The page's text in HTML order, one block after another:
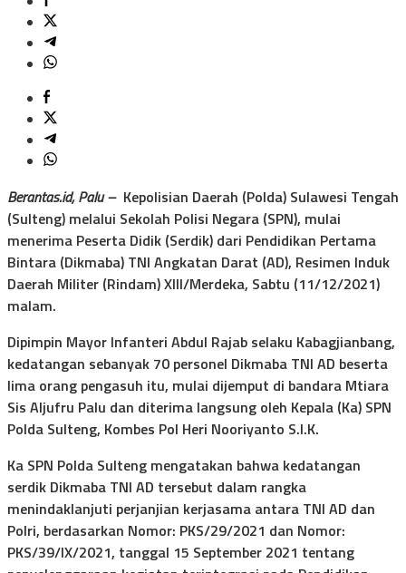
Berantas.id, Palu – Kepolisian Daerah (Polda) Sulawesi Tengah
(Sulteng) melalui Sekolah Polisi Negara (SPN), mulai
menerima Peserta Didik (Serdik) dari Pendidikan Pertama
Bintara (Dikmaba) TNI Angkatan Darat (AD), Resimen Induk
Daerah Militer (Rindam) XIII/Merdeka, Sabtu (11/12/2021)
malam.
Dipimpin Mayor Infanteri Abdul Rajab selaku Kabagjianbang,
kedatangan sebanyak 70 personel Dikmaba TNI AD beserta
lima orang pengasuh itu, mulai dijemput di bandara Mtiara
Sis Aljufru Palu dan diterima langsung oleh Kepala (Ka) SPN
Polda Sulteng, Kombes Pol Heri Nooriyanto S.I.K.
Ka SPN Polda Sulteng mengatakan bahwa kedatangan
serdik Dikmaba TNI AD tersebut dalam rangka
menindaklanjuti perjanjian kerjasama antara TNI AD dan
Polri, berdasarkan Nomor: PKS/29/2021 dan Nomor:
PKS/39/IX/2021, tanggal 15 September 2021 tentang